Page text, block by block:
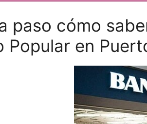
paso cómo
Popular en